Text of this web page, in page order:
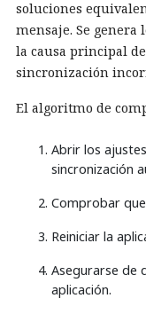
soluciones
mensaje. Se genera
la causa principal
sincronización
El algoritmo de
Abrir los
sincronización
Comprobar
Reiniciar la
Asegurarse de
aplicación.